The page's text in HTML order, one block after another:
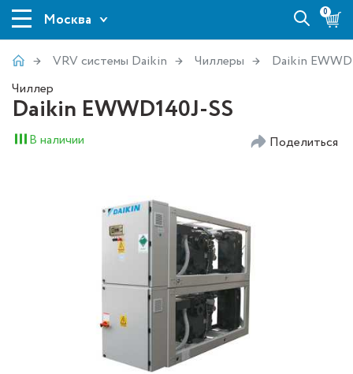
Москва 0
VRV системы Daikin Чиллеры
Daikin
Чиллер
Daikin EWWD140J-SS
В наличии Поделиться